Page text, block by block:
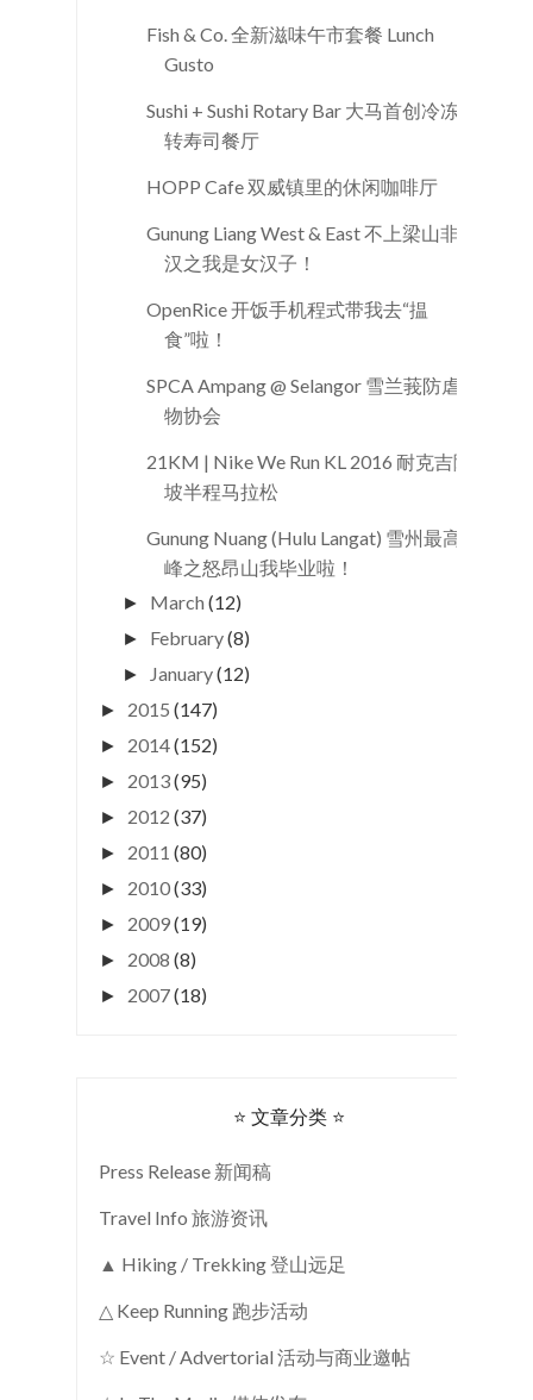
Fish & Co. 全新滋味午市套餐 Lunch
Gusto
Sushi + Sushi Rotary Bar 大马首创冷冻回
转寿司餐厅
HOPP Cafe 双威镇里的休闲咖啡厅
Gunung Liang West & East 不上梁山非好
汉之我是女汉子！
OpenRice 开饭手机程式带我去“揾
食”啦！
SPCA Ampang @ Selangor 雪兰莪防虐动
物协会
21KM | Nike We Run KL 2016 耐克吉隆
坡半程马拉松
Gunung Nuang (Hulu Langat) 雪州最高
峰之怒昂山我毕业啦！
► March(12)
► February(8)
► January(12)
► 2015 (147)
► 2014(152)
► 2013(95)
► 2012 (37)
► 2011 (80)
► 2010(33)
► 2009(19)
► 2008 (8)
► 2007(18)
⭐ 文章分类 ⭐
Press Release 新闻稿
Travel Info 旅游资讯
▲ Hiking / Trekking 登山远足
△ Keep Running 跑步活动
☆ Event / Advertorial 活动与商业邀帖